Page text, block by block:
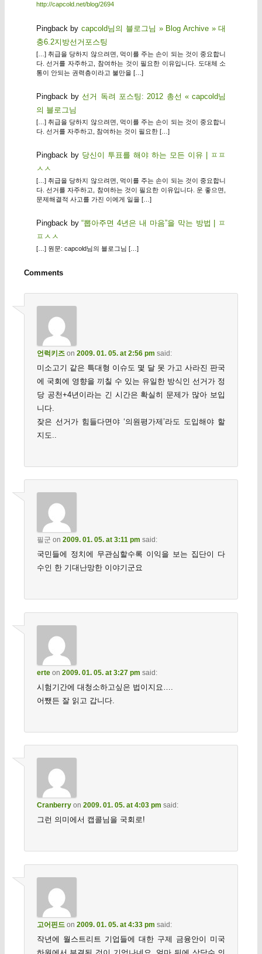
http://capcold.net/blog/2694
Pingback bycapcold님의 블로그님 » Blog Archive » 대
충6.2지방선거포스팅
[…] 취급을 당하지 않으려면, 먹이를 주는 손이 되는 것이 중요합니
다. 선거를 자주하고, 참여하는 것이 필요한 이유입니다. 도대체 소
통이 안되는 권력층이라고 불만을 […]
Pingback by선거 독려 포스팅: 2012 총선 « capcold님
의 블로그님
[…] 취급을 당하지 않으려면, 먹이를 주는 손이 되는 것이 중요합니
다. 선거를 자주하고, 참여하는 것이 필요한 […]
Pingback by 당신이 투표를 해야 하는 모든 이유 | ㅍㅍ
ㅅㅅ
[…] 취급을 당하지 않으려면, 먹이를 주는 손이 되는 것이 중요합니
다. 선거를 자주하고, 참여하는 것이 필요한 이유입니다. 운 좋으면,
문제해결적 사고를 가진 이에게 일을 […]
Pingback by“뽑아주면 4년은 내 마음”을 막는 방법 | ㅍ
ㅍㅅㅅ
[…] 원문: capcold님의 블로그님 […]
Comments
언럭키즈on 2009. 01. 05. at 2:56 pm said:
미소고기 같은 특대형 이슈도 몇 달 못 가고 사라진 판국
에 국회에 영향을 끼칠 수 있는 유일한 방식인 선거가 정
당 공천+4년이라는 긴 시간은 확실히 문제가 많아 보입
니다.
잦은 선거가 힘들다면야 ‘의원평가제’라도 도입해야 할
지도..
필군 on 2009. 01. 05. at 3:11 pm said:
국민들에 정치에 무관심할수록 이익을 보는 집단이 다
수인 한 기대난망한 이야기군요
erteon 2009. 01. 05. at 3:27 pm said:
시험기간에 대청소하고싶은 법이지요….
어쨌든 잘 읽고 갑니다.
Cranberryon 2009. 01. 05. at 4:03 pm said:
그런 의미에서 캡콜님을 국회로!
고어핀드 on 2009. 01. 05. at 4:33 pm said:
작년에 월스트리트 기업들에 대한 구제 금융안이 미국